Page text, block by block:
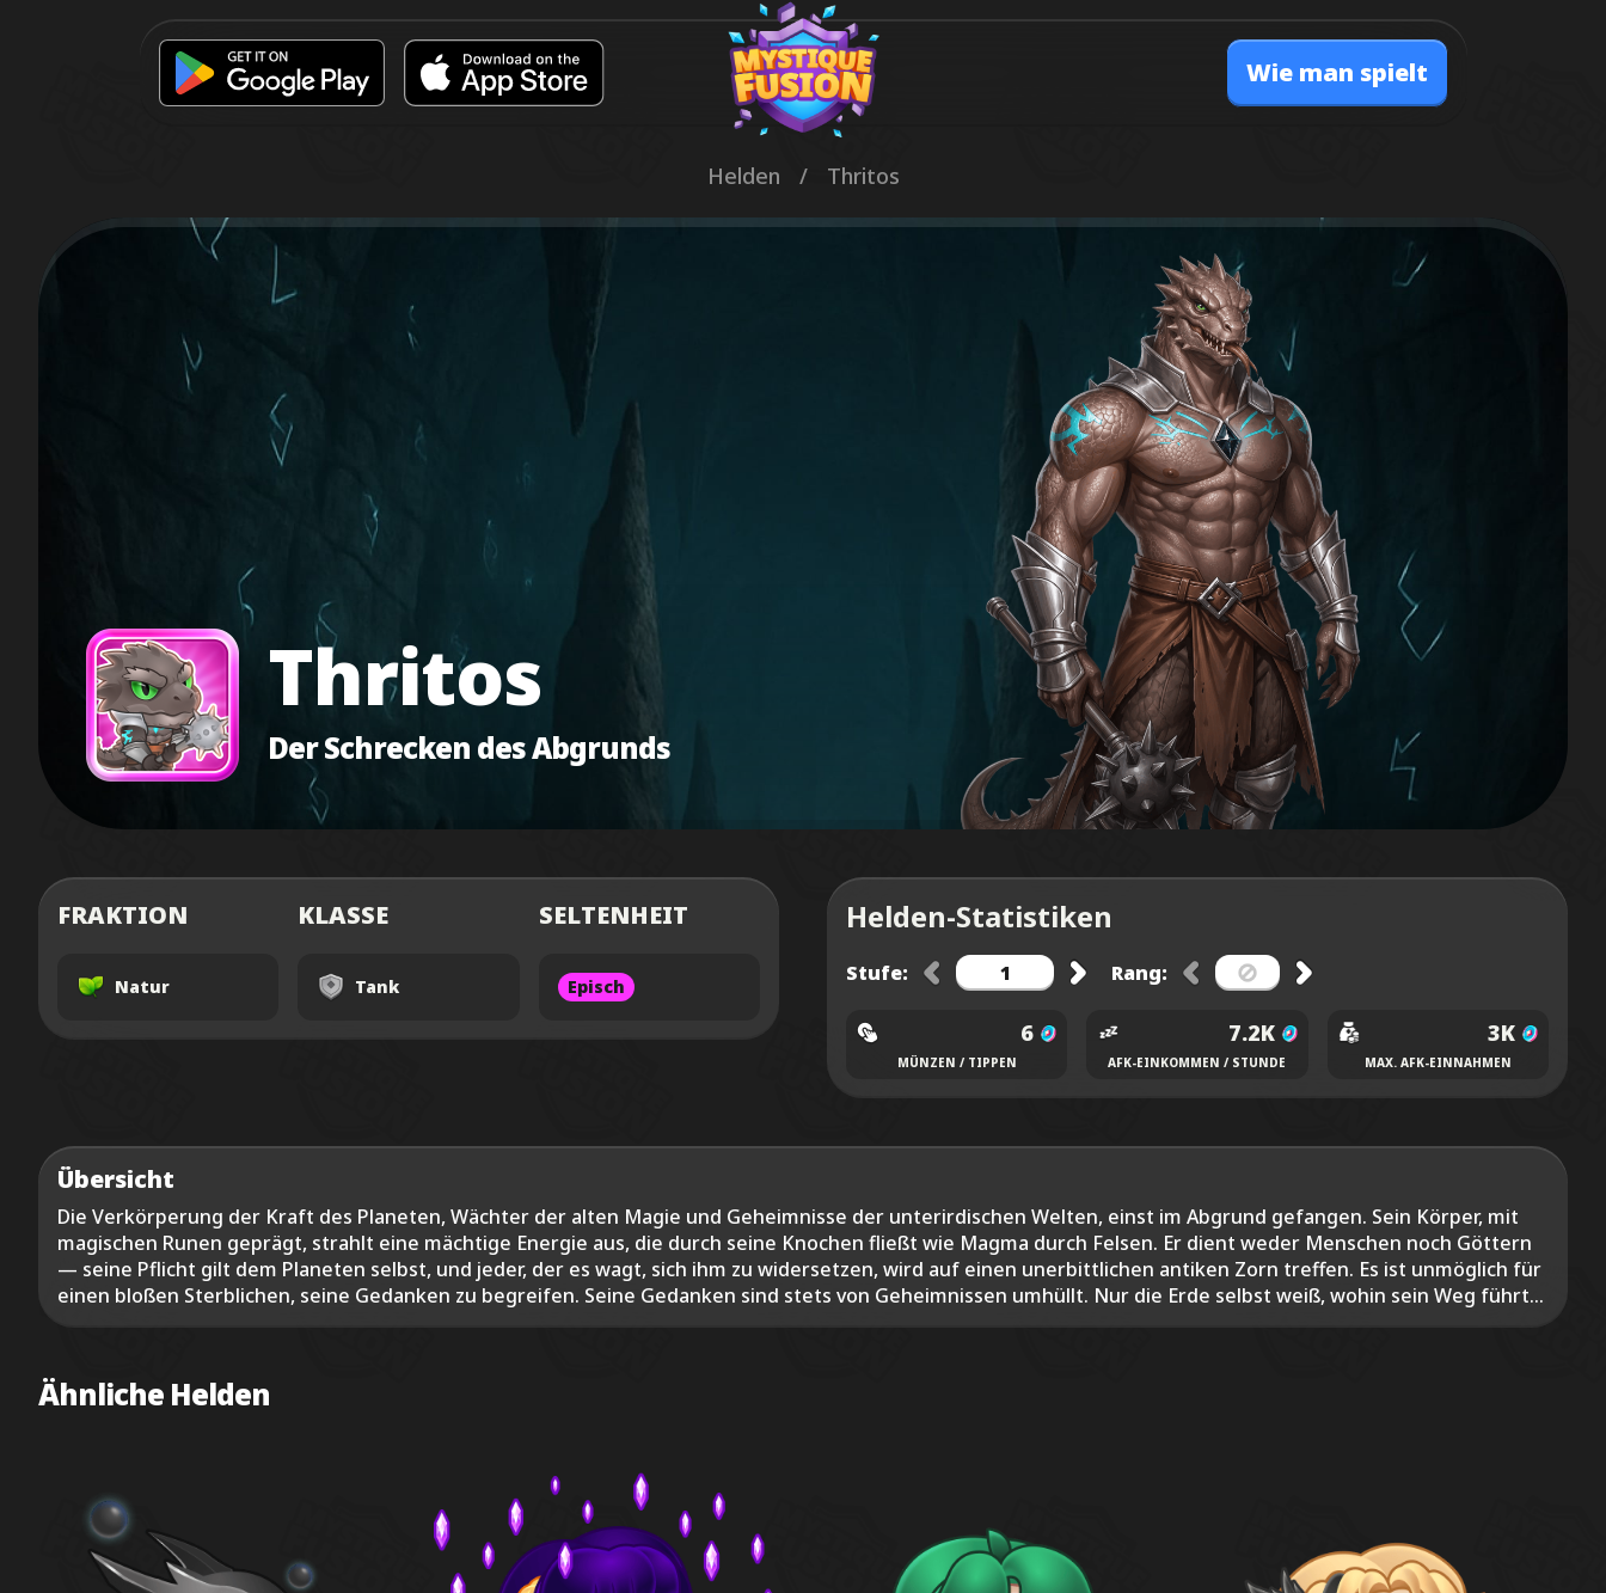
Wie man spielt
Helden / Thritos
Thritos
Der Schrecken des Abgrunds
FRAKTION
Natur
KLASSE
Tank
SELTENHEIT
Episch
Helden-Statistiken
Stufe: Rang:
6
MÜNZEN / TIPPEN
7.2K
AFK-EINKOMMEN / STUNDE
3K
MAX. AFK-EINNAHMEN
Übersicht
Die Verkörperung der Kraft des Planeten, Wächter der alten Magie und Geheimnisse der unterirdischen Welten, einst im Abgrund gefangen. Sein Körper, mit
magischen Runen geprägt, strahlt eine mächtige Energie aus, die durch seine Knochen fließt wie Magma durch Felsen. Er dient weder Menschen noch Göttern
— seine Pflicht gilt dem Planeten selbst, und jeder, der es wagt, sich ihm zu widersetzen, wird auf einen unerbittlichen antiken Zorn treffen. Es ist unmöglich für
einen bloßen Sterblichen, seine Gedanken zu begreifen. Seine Gedanken sind stets von Geheimnissen umhüllt. Nur die Erde selbst weiß, wohin sein Weg führt...
Ähnliche Helden